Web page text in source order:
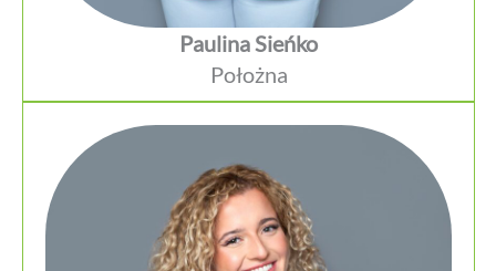
Paulina Sieńko
Położna